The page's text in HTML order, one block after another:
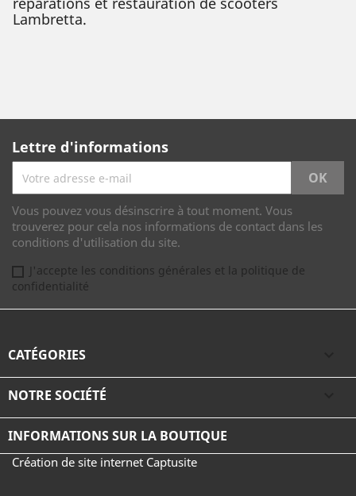
Lambretta.
Lettre d'informations
Vous pouvez vous désinscrire à tout moment. Vous
trouverez pour cela nos informations de contact dans les
conditions d'utilisation du site.
J'accepte les conditions générales et la politique de
confidentialité
CATÉGORIES
NOTRE SOCIÉTÉ
INFORMATIONS SUR LA BOUTIQUE
Création de site internet Captusite